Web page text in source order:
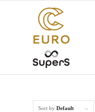
Sort by Default